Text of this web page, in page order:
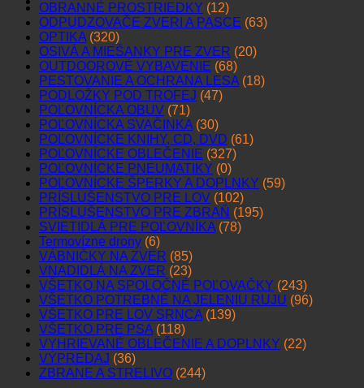
OBRANNÉ PROSTRIEDKY (12)
ODPUDZOVAČE ZVERI A PASCE (63)
OPTIKA (320)
OSIVÁ A MIEŠANKY PRE ZVER (20)
OUTDOOROVÉ VYBAVENIE (68)
PESTOVANIE A OCHRANA LESA (18)
PODLOŽKY POD TROFEJ (47)
POĽOVNÍCKA OBUV (71)
POĽOVNÍCKA SVAČINKA (30)
POĽOVNÍCKE KNIHY, CD, DVD (61)
POĽOVNÍCKE OBLEČENIE (327)
POĽOVNÍCKE PNEUMATIKY (0)
POĽOVNÍCKE ŠPERKY A DOPLNKY (59)
PRÍSLUŠENSTVO PRE LOV (102)
PRÍSLUŠENSTVO PRE ZBRAŇ (195)
SVIETIDLÁ PRE POĽOVNÍKA (78)
Termovízne drony (6)
VÁBNIČKY NA ZVER (85)
VNADIDLÁ NA ZVER (23)
VŠETKO NA SPOLOČNÉ POĽOVAČKY (243)
VŠETKO POTREBNÉ NA JELENIU RUJU (96)
VŠETKO PRE LOV SRNCA (139)
VŠETKO PRE PSA (118)
VYHRIEVANÉ OBLEČENIE A DOPLNKY (22)
VÝPREDAJ (36)
ZBRANE A STRELIVO (244)